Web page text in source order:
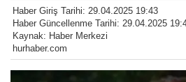
Haber Giriş Tarihi: 29.04.2025 19:43
Haber Güncellenme Tarihi: 29.04.2025
Kaynak: Haber Merkezi
hurhaber.com